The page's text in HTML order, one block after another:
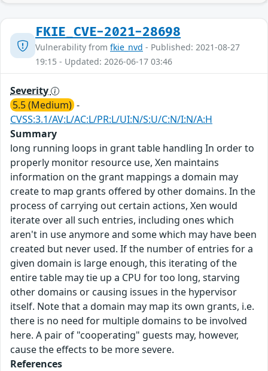
FKIE_CVE-2021-28698
Vulnerability from fkie_nvd - Published: 2021-08-27
19:15 - Updated: 2026-06-17 03:46
Severity
5.5 (Medium) -
CVSS:3.1/AV:L/AC:L/PR:L/UI:N/S:U/C:N/I:N/A:H
Summary
long running loops in grant table handling In order to
properly monitor resource use, Xen maintains
information on the grant mappings a domain may
create to map grants offered by other domains. In the
process of carrying out certain actions, Xen would
iterate over all such entries, including ones which
aren't in use anymore and some which may have been
created but never used. If the number of entries for a
given domain is large enough, this iterating of the
entire table may tie up a CPU for too long, starving
other domains or causing issues in the hypervisor
itself. Note that a domain may map its own grants, i.e.
there is no need for multiple domains to be involved
here. A pair of "cooperating" guests may, however,
cause the effects to be more severe.
References